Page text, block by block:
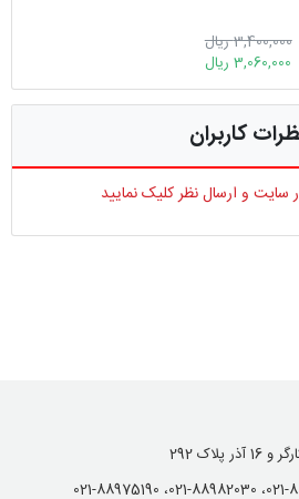
3,400,000 ریال
3,060,000 ریال
کاربران
و ارسال نظر کلیک نمایید
292